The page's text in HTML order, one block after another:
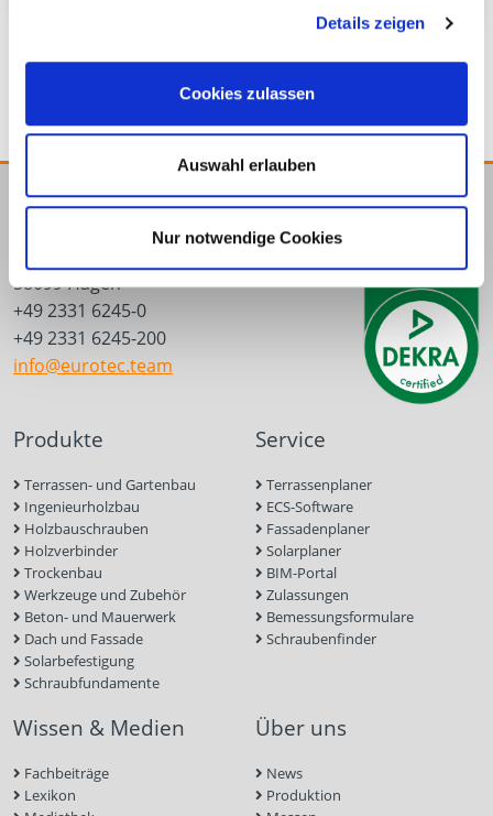
Details zeigen
Cookies zulassen
Auswahl erlauben
Nur notwendige Cookies
E.u.r.o.Tec GmbH
58099 Hagen
+49 2331 6245-0
+49 2331 6245-200
info@eurotec.team
Produkte
Terrassen- und Gartenbau
Ingenieurholzbau
Holzbauschrauben
Holzverbinder
Trockenbau
Werkzeuge und Zubehör
Beton- und Mauerwerk
Dach und Fassade
Solarbefestigung
Schraubfundamente
Service
Terrassenplaner
ECS-Software
Fassadenplaner
Solarplaner
BIM-Portal
Zulassungen
Bemessungsformulare
Schraubenfinder
Wissen & Medien
Fachbeiträge
Lexikon
Über uns
News
Produktion